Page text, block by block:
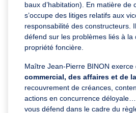
baux d’habitation). En matière de
s’occupe des litiges relatifs aux
responsabilité des constructeurs.
défend sur les problèmes liés à la
propriété foncière.
Maître Jean-Pierre BINON exerce
commercial, des affaires et de
recouvrement de créances,
actions en concurrence
vous défend dans le cadre du